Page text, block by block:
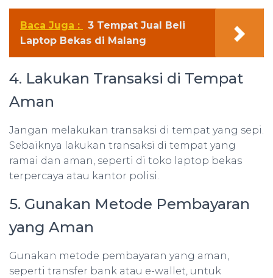
Baca Juga :
3 Tempat Jual Beli
Laptop Bekas di Malang
4. Lakukan Transaksi di Tempat
Aman
Jangan melakukan transaksi di tempat yang sepi.
Sebaiknya lakukan transaksi di tempat yang
ramai dan aman, seperti di toko laptop bekas
terpercaya atau kantor polisi.
5. Gunakan Metode Pembayaran
yang Aman
Gunakan metode pembayaran yang aman,
seperti transfer bank atau e-wallet, untuk